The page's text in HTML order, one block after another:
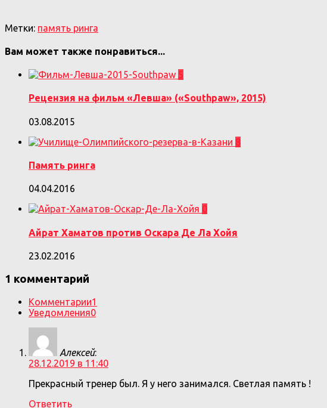
Метки: память ринга
Вам может также понравиться...
5
Рецензия на фильм «Левша» («Southpaw», 2015)
03.08.2015
8
Память ринга
04.04.2016
0
Айрат Хаматов против Оскара Де Ла Хойя
23.02.2016
1 комментарий
Комментарии1
Уведомления0
Алексей:
28.12.2019 в 11:40
Прекрасный тренер был. Я у него занимался. Светлая память !
Ответить